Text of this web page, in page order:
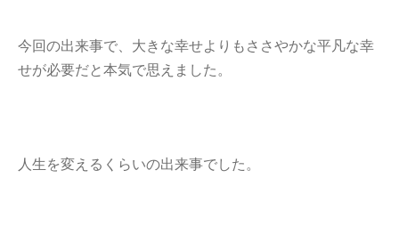
今回の出来事で、大きな幸せよりもささやかな平凡な幸
せが必要だと本気で思えました。
人生を変えるくらいの出来事でした。